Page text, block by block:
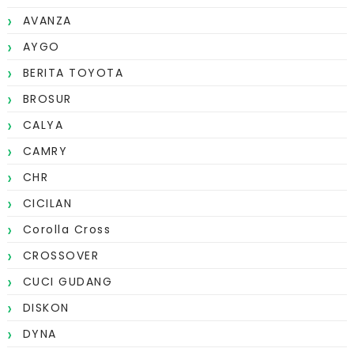
AVANZA
AYGO
BERITA TOYOTA
BROSUR
CALYA
CAMRY
CHR
CICILAN
Corolla Cross
CROSSOVER
CUCI GUDANG
DISKON
DYNA